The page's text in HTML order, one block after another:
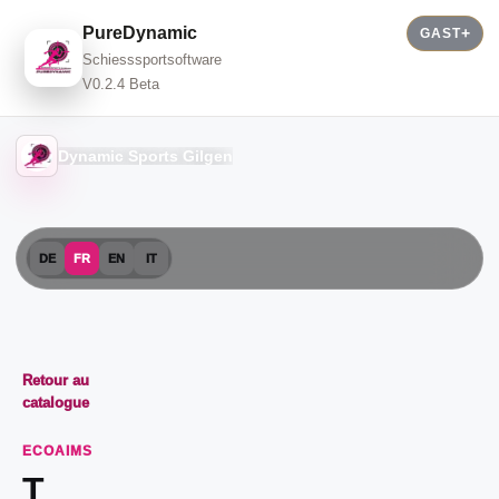
PureDynamic
Schiesssportsoftware
V0.2.4 Beta
GAST
Dynamic Sports Gilgen
DE FR EN IT
Retour au
catalogue
ECOAIMS
T